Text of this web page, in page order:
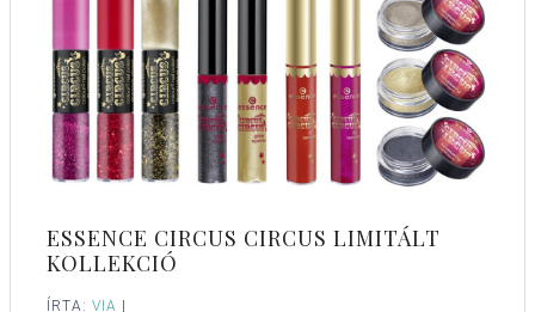
ESSENCE CIRCUS CIRCUS LIMITÁLT
KOLLEKCIÓ
ÍRTA: VIA